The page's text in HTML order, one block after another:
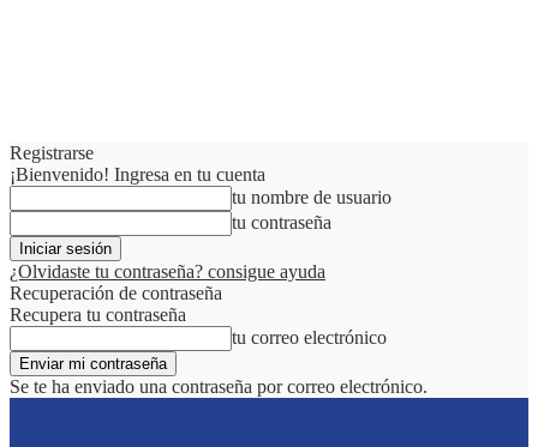
Registrarse
¡Bienvenido! Ingresa en tu cuenta
tu nombre de usuario
tu contraseña
¿Olvidaste tu contraseña? consigue ayuda
Recuperación de contraseña
Recupera tu contraseña
tu correo electrónico
Se te ha enviado una contraseña por correo electrónico.